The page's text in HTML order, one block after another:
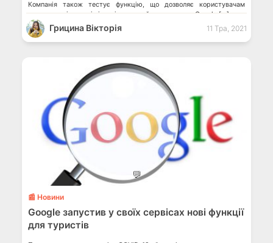
Компанія також тестує функцію, що дозволяє користувачам
знаходити лікарняні ліжка і медичний кисень через Google […]
Грицина Вікторія 11 Тра, 2021
💬
📰 Новини
Google запустив у своїх сервісах нові функції
для туристів